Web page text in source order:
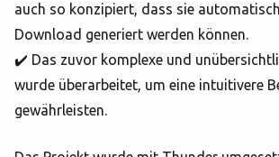
auch so konzipiert, dass sie
Download generiert werden können.
✔️ Das zuvor komplexe und
wurde überarbeitet, um eine intuitivere
gewährleisten.